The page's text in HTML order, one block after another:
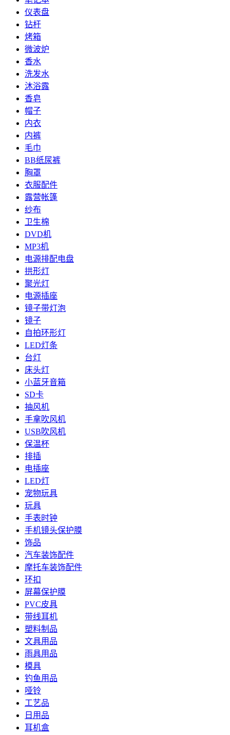
仪表盘
钻杆
烤箱
微波炉
香水
洗发水
沐浴露
香皂
帽子
内衣
内裤
毛巾
BB纸尿裤
胸罩
衣服配件
露营帐篷
纱布
卫生棉
DVD机
MP3机
电源排配电盘
拱形灯
聚光灯
电源插座
镜子带灯泡
镜子
自拍环形灯
LED灯条
台灯
床头灯
小蓝牙音箱
SD卡
抽风机
手拿吹风机
USB吹风机
保温杯
排插
电插座
LED灯
宠物玩具
玩具
手表时钟
手机镜头保护膜
饰品
汽车装饰配件
摩托车装饰配件
环扣
屏幕保护膜
PVC皮具
带线耳机
塑料制品
文具用品
雨具用品
模具
钓鱼用品
哑铃
工艺品
日用品
耳机盒